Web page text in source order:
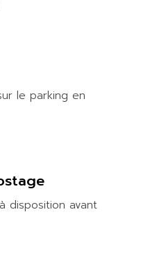
le parking en
disposition avant